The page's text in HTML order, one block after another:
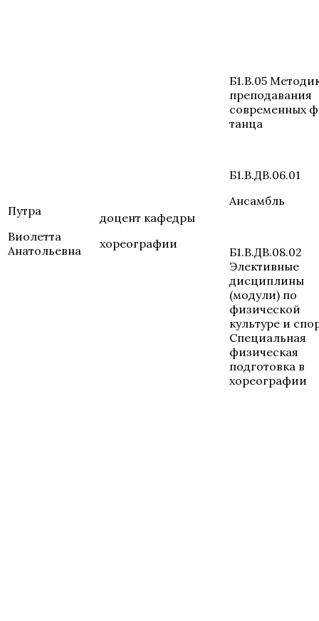
Путра
Виолетта
Анатольевна
доцент кафедры
хореографии
Б1.В.05
преподавания
современных
танца
Б1.В.ДВ.06.01
Ансамбль
Б1.В.ДВ.08.02
Элективные
дисциплины
(модули) по
физической
культуре и
Специальная
физическая
подготовка в
хореографии